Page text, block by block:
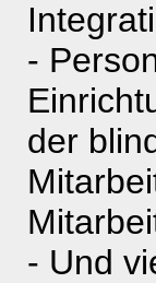
-
der
- Und